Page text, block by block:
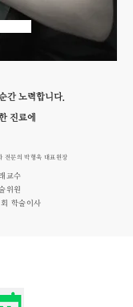
간 노력합니다.
진료에
전문의 박형욱 대표원장
교수​
위원
학술이사